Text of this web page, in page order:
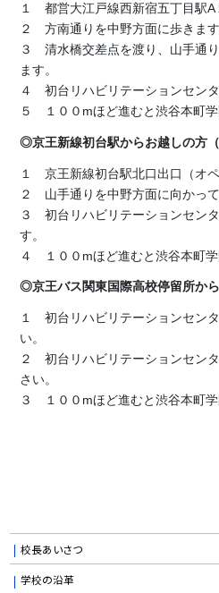
１ 都営大江戸線西新宿五丁目駅A
２ 方南通りを中野方面に歩きます
３ 清水橋交差点を渡り、山手通
ます。
４ 初台リハビリテーションセンタ
５ １００mほど進むと渋谷本町学
◎京王新線初台駅からお越しの方（
１ 京王新線初台駅北口出口（オペ
２ 山手通りを中野方面に向かって
３ 初台リハビリテーションセン
す。
４ １００mほど進むと渋谷本町学
◎京王バス関東国際高校停留所から
１ 初台リハビリテーションセン
い。
２ 初台リハビリテーションセン
さい。
３ １００mほど進むと渋谷本町学
校長あいさつ
学校の沿革